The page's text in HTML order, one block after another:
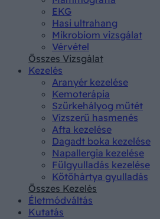
EKG
Hasi ultrahang
Mikrobiom vizsgálat
Vérvétel
Összes Vizsgálat
Kezelés
Aranyér kezelése
Kemoterápia
Szürkehályog műtét
Vízszerű hasmenés
Afta kezelése
Dagadt boka kezelése
Napallergia kezelése
Fülgyulladás kezelése
Kötőhártya gyulladás
Összes Kezelés
Életmódváltás
Kutatás